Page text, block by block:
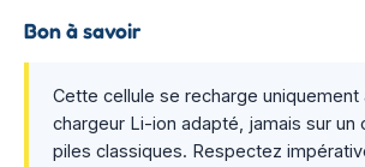
Bon à savoir
Cette cellule se recharge uniquement
chargeur Li-ion adapté, jamais sur un
piles classiques. Respectez